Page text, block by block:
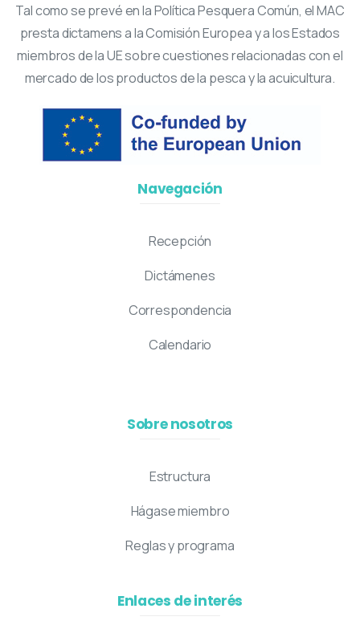
Tal como se prevé en la Política Pesquera Común, el MAC
presta dictamens a la Comisión Europea y a los Estados
miembros de la UE sobre cuestiones relacionadas con el
mercado de los productos de la pesca y la acuicultura.
Navegación
Recepción
Dictámenes
Correspondencia
Calendario
Sobre nosotros
Estructura
Hágase miembro
Reglas y programa
Enlaces de interés